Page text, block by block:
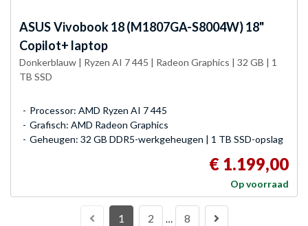
ASUSVivobook 18 (M1807GA-S8004W) 18"
Copilot+ laptop
Donkerblauw | Ryzen AI 7 445 | Radeon Graphics | 32 GB | 1
TB SSD
Processor: AMD Ryzen AI 7 445
Grafisch: AMD Radeon Graphics
Geheugen: 32 GB DDR5-werkgeheugen | 1 TB SSD-opslag
€ 1.199,00
Op voorraad
1 2 … 8